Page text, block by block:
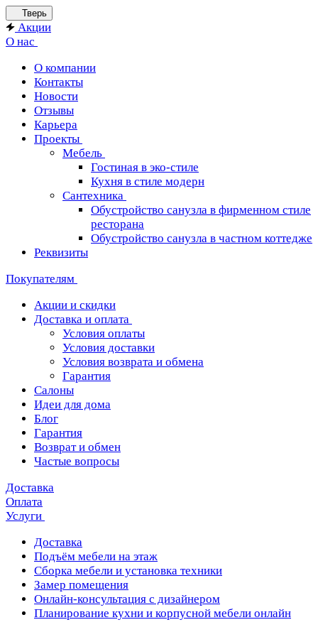
Тверь
Акции
О нас
О компании
Контакты
Новости
Отзывы
Карьера
Проекты
Мебель
Гостиная в эко-стиле
Кухня в стиле модерн
Сантехника
Обустройство санузла в фирменном стиле
ресторана
Обустройство санузла в частном коттедже
Реквизиты
Покупателям
Акции и скидки
Доставка и оплата
Условия оплаты
Условия доставки
Условия возврата и обмена
Гарантия
Салоны
Идеи для дома
Блог
Гарантия
Возврат и обмен
Частые вопросы
Доставка
Оплата
Услуги
Доставка
Подъём мебели на этаж
Сборка мебели и установка техники
Замер помещения
Онлайн-консультация с дизайнером
Планирование кухни и корпусной мебели онлайн